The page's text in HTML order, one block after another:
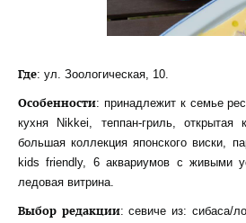
Где: ул. Зоологическая, 10.
Особенности: принадлежит к семье
кухня Nikkei, теппан-гриль, открытая
большая коллекция японского виски,
kids friendly, 6 аквариумов с живыми
ледовая витрина.
Выбор редакции: севиче из: сибаса/